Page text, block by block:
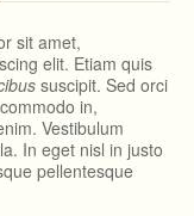
sit amet,
elit. Etiam quis
suscipit. Sed orci
in,
Vestibulum
In eget nisl in justo
pellentesque